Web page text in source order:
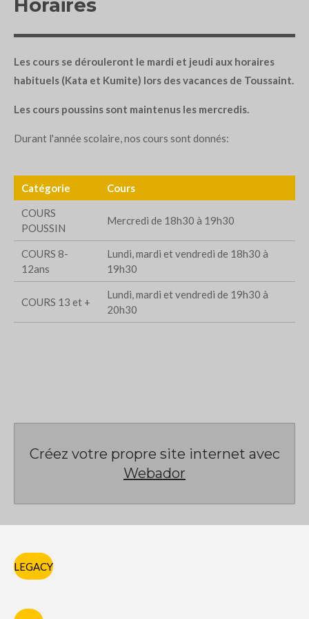
Horaires
Les cours se dérouleront le mardi et jeudi aux horaires
habituels (Kata et Kumite) lors des vacances de Toussaint.
Les cours poussins sont maintenus les mercredis.
Durant l'année scolaire, nos cours sont donnés:
Catégorie
Cours
COURS
POUSSIN
Mercredi de 18h30 à 19h30
COURS 8-
12ans
Lundi, mardi et vendredi de 18h30 à
19h30
COURS 13 et +
Lundi, mardi et vendredi de 19h30 à
20h30
Créez votre propre site internet avec
Webador
LEGACY